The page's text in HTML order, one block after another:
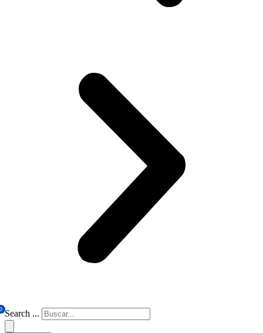
0 Search ...